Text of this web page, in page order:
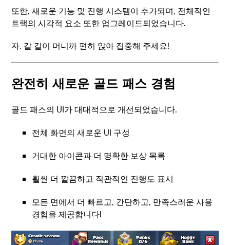
또한, 새로운 기능 및 진행 시스템이 추가되며, 전체적인
트랙의 시각적 요소 또한 업그레이드되었습니다.
자, 갈 길이 머니까 편히 앉아 집중해 주세요!
완전히 새로운 골드 패스 경험
골드 패스의 UI가 대대적으로 개선되었습니다.
전체 화면의 새로운 UI 구성
거대한 아이콘과 더 명확한 보상 목록
훨씬 더 깔끔하고 직관적인 진행도 표시
모든 면에서 더 빠르고, 간단하고, 만족스러운 사용
경험을 제공합니다!